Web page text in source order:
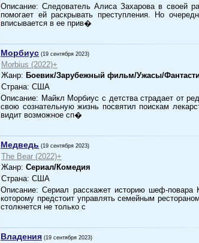
Описание: Следователь Алиса Захарова в своей
помогает ей раскрывать преступления. Но
вписывается в ее прив�
Морбиус (19 сентября 2023)
Morbius (2022)+
Жанр: Боевик/Зарубежный фильм/Ужасы/
Страна: США
Описание: Майкл Морбиус с детства страдает от
свою сознательную жизнь посвятил поискам
видит возможное сп�
Медведь (19 сентября 2023)
The Bear (2022)+
Жанр: Сериал/Комедия
Страна: США
Описание: Сериал расскажет историю шеф-
которому предстоит управлять семейным
столкнется не только с
Владения (19 сентября 2023)